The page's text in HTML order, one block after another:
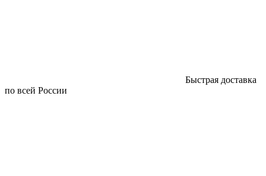
Быстрая доставка
по всей России